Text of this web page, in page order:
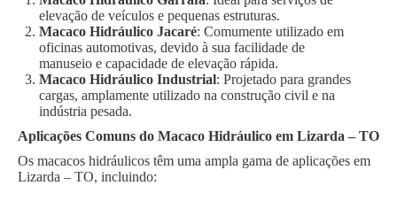
elevação de veículos e pequenas estruturas.
Macaco Hidráulico Jacaré: Comumente utilizado em
oficinas automotivas, devido à sua facilidade de
manuseio e capacidade de elevação rápida.
Macaco Hidráulico Industrial: Projetado para grandes
cargas, amplamente utilizado na construção civil e na
indústria pesada.
Aplicações Comuns do Macaco Hidráulico em Lizarda – TO
Os macacos hidráulicos têm uma ampla gama de aplicações em
Lizarda – TO, incluindo: